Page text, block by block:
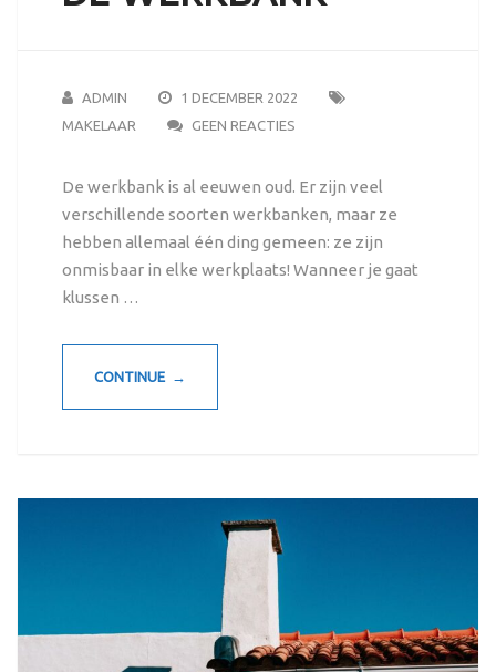
ADMIN
1 DECEMBER 2022
MAKELAAR
GEEN REACTIES
De werkbank is al eeuwen oud. Er zijn veel
verschillende soorten werkbanken, maar ze
hebben allemaal één ding gemeen: ze zijn
onmisbaar in elke werkplaats! Wanneer je gaat
klussen …
CONTINUE →